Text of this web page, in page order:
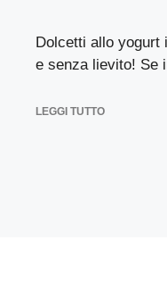
Dolcetti allo yogurt
e senza lievito! Se
LEGGI TUTTO